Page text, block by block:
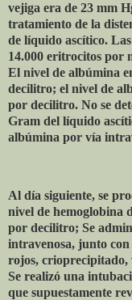
vejiga era de 23 mm
tratamiento de la
de líquido ascítico.
14.000 eritrocitos
El nivel de albúmina
decilitro; el nivel de
por decilitro. No se
Gram del líquido
albúmina por vía
Al día siguiente, se
nivel de hemoglobina
por decilitro; Se
intravenosa, junto
rojos, crioprecipitado,
Se realizó una
que supuestamente